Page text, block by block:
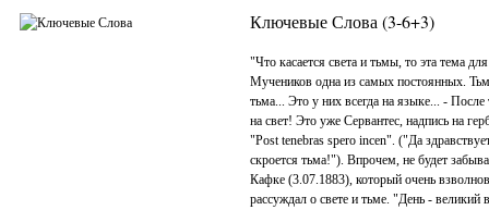
Ключевые Слова (3-6+3)
"Что касается света и тьмы, то эта тема
Мучеников одна из самых постоянных.
тьма... Это у них всегда на языке... -
на свет! Это уже Сервантес, надпись на
"Post tenebras spero incen". ("Да
скроется тьма!"). Впрочем, не будет
Кафке (3.07.1883), который очень
рассуждал о свете и тьме. "День - великий